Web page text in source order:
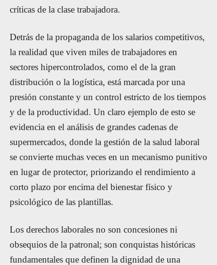
críticas de la clase trabajadora.
Detrás de la propaganda de los salarios competitivos,
la realidad que viven miles de trabajadores en
sectores hipercontrolados, como el de la gran
distribución o la logística, está marcada por una
presión constante y un control estricto de los tiempos
y de la productividad. Un claro ejemplo de esto se
evidencia en el análisis de grandes cadenas de
supermercados, donde la gestión de la salud laboral
se convierte muchas veces en un mecanismo punitivo
en lugar de protector, priorizando el rendimiento a
corto plazo por encima del bienestar físico y
psicológico de las plantillas.
Los derechos laborales no son concesiones ni
obsequios de la patronal; son conquistas históricas
fundamentales que definen la dignidad de una